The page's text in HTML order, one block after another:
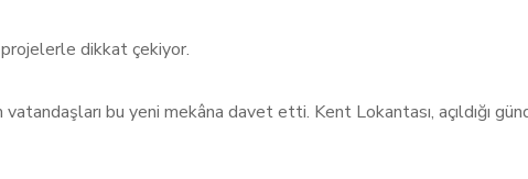
dikkat çekiyor.
bu yeni mekâna davet etti. Kent Lokantası, açıldığı